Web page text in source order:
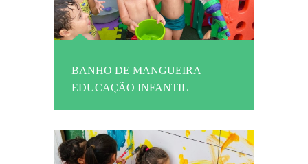
BANHO DE MANGUEIRA
EDUCAÇÃO INFANTIL